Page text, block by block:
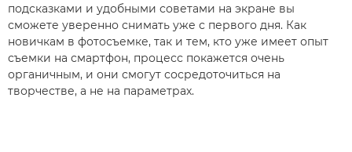
подсказками и удобными советами на экране вы
сможете уверенно снимать уже с первого дня. Как
новичкам в фотосъемке, так и тем, кто уже имеет опыт
съемки на смартфон, процесс покажется очень
органичным, и они смогут сосредоточиться на
творчестве, а не на параметрах.